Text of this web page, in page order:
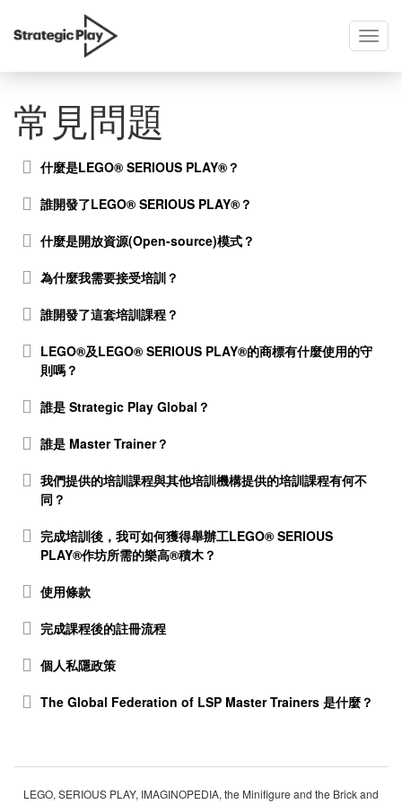
skip
常見問題
什麼是LEGO® SERIOUS PLAY®？
誰開發了LEGO® SERIOUS PLAY®？
什麼是開放資源(Open-source)模式？
為什麼我需要接受培訓？
誰開發了這套培訓課程？
LEGO®及LEGO® SERIOUS PLAY®的商標有什麼使用的守
則嗎？
誰是 Strategic Play Global？
誰是 Master Trainer？
我們提供的培訓課程與其他培訓機構提供的培訓課程有何不
同？
完成培訓後，我可如何獲得舉辦工LEGO® SERIOUS
PLAY®作坊所需的樂高®積木？
使用條款
完成課程後的註冊流程
個人私隱政策
The Global Federation of LSP Master Trainers 是什麼？
LEGO, SERIOUS PLAY, IMAGINOPEDIA, the Minifigure and the Brick and